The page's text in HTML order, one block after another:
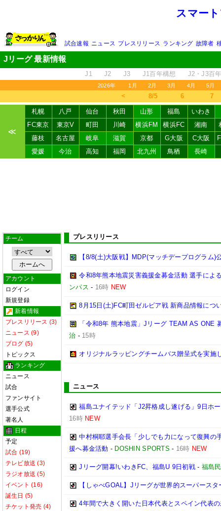
スマー
試合速報 ニュース プレスリリース ランキング 故障者
Jリーグ 最新情報
J1 J2 J3 J1百年構想 J2・J3百
2026年 1月 2月 3月 4月 5月
＜ 8/5 6 7
≪
札幌 八戸 仙台 秋田 山形 福島
いわき
FC東京
東京V 町田 川崎 横浜FM 横浜FC 湘南
藤枝
名古屋 岐阜 滋賀 京都 G大阪 C大阪
愛媛
今治 高知 福岡 北九州 鳥栖 長崎
チーム
アカウント
ログイン
新規登録
新着情報
プレスリリース (3)
ニュース (9)
ブログ (5)
トピックス
ランキング
ニュース
試合
ファンサイト
選手公式
著名人
日程
予定
試合 (19)
テレビ放送 (3)
ラジオ放送 (5)
イベント (16)
誕生日 (5)
チケット発売 (4)
プレスリリース
【8/8(土)大阪戦】MDP(マッチデープログラム)
令和8年熊本地震災害義援金募金活動 選手によ
ンパス - 16時 NEW
8月15日(土)FC町田ゼルビア戦 新商品情報につ
「令和8年 熊本地震」Jリーグ TEAM AS ONE
治 - 15時
オリジナルラッピングチームバス贈呈式を実施
ニュース
福島ユナイテッド「J2昇格成し遂げる」9日ホ
16時 NEW
中村桐耶選手会長「少しでも力になって復興の
援へ募金活動 - DOSHIN SPORTS - 16時 NEW
Jリーグ開幕!いわきFC、福島U 9日初戦- 福島
【しゃべGOAL】Jリーグが世界的スーパース
4年間で大きく開いた日本代表とスペイン代表